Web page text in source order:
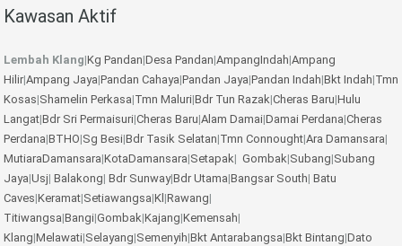
Kawasan Aktif
Lembah Klang|Kg Pandan|Desa Pandan|AmpangIndah|Ampang
Hilir|Ampang Jaya|Pandan Cahaya|Pandan Jaya|Pandan Indah|Bkt Indah|Tmn
Kosas|Shamelin Perkasa|Tmn Maluri|Bdr Tun Razak|Cheras Baru|Hulu
Langat|Bdr Sri Permaisuri|Cheras Baru|Alam Damai|Damai Perdana|Cheras
Perdana|BTHO|Sg Besi|Bdr Tasik Selatan|Tmn Connought|Ara Damansara|
MutiaraDamansara|KotaDamansara|Setapak| Gombak|Subang|Subang
Jaya|Usj| Balakong| Bdr Sunway|Bdr Utama|Bangsar South| Batu
Caves|Keramat|Setiawangsa|Kl |Rawang|
Titiwangsa|Bangi|Gombak|Kajang|Kemensah|
Klang|Melawati|Selayang|Semenyih|Bkt Antarabangsa|Bkt Bintang|Dato